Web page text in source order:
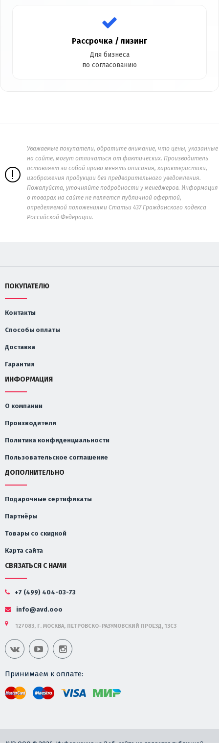
Рассрочка / лизинг
Для бизнеса
по согласованию
Уважаемые покупатели, обратите внимание, что цены, указанные
на сайте, могут отличаться от фактических. Производитель
оставляет за собой право менять описания, характеристики,
изображения продукции без предварительного уведомления.
Пожалуйста, уточняйте подробности у менеджеров. Информация
о товарах на сайте не является публичной офертой,
определяемой положениями Статьи 437 Гражданского кодекса
Российской Федерации.
ПОКУПАТЕЛЮ
Контакты
Способы оплаты
Доставка
Гарантия
ИНФОРМАЦИЯ
О компании
Производители
Политика конфиденциальности
Пользовательское соглашение
ДОПОЛНИТЕЛЬНО
Подарочные сертификаты
Партнёры
Товары со скидкой
Карта сайта
СВЯЗАТЬСЯ С НАМИ
+7 (499) 404-03-73
info@avd.ooo
127083, Г. МОСКВА, ПЕТРОВСКО-РАЗУМОВСКИЙ ПРОЕЗД, 13С3
Принимаем к оплате: